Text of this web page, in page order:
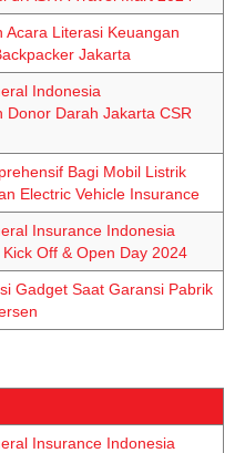
Acara Literasi Keuangan
Jakarta
Indonesia
Donor Darah Jakarta CSR
Bagi Mobil Listrik
Electric Vehicle Insurance
Insurance Indonesia
Off & Open Day 2024
Gadget Saat Garansi Pabrik
Insurance Indonesia